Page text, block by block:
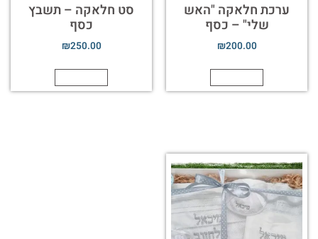
ערכת חלאקה "האש
שלי" – כסף
₪200.00
סט חלאקה – תשבץ
כסף
₪250.00